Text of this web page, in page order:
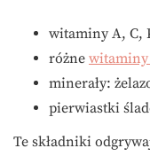
witaminy A, C,
różne witaminy
minerały:
pierwiastki
Te składniki